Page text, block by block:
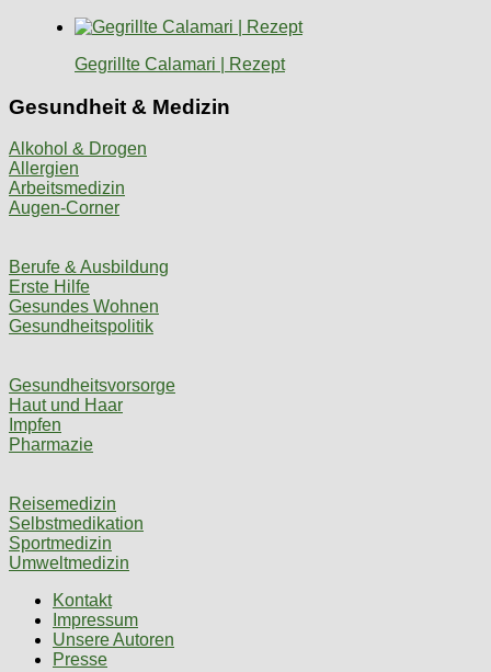
Gegrillte Calamari | Rezept
Gesundheit & Medizin
Alkohol & Drogen
Allergien
Arbeitsmedizin
Augen-Corner
Berufe & Ausbildung
Erste Hilfe
Gesundes Wohnen
Gesundheitspolitik
Gesundheitsvorsorge
Haut und Haar
Impfen
Pharmazie
Reisemedizin
Selbstmedikation
Sportmedizin
Umweltmedizin
Kontakt
Impressum
Unsere Autoren
Presse